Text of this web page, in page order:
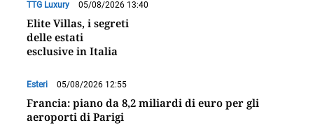
TTG Luxury 05/08/2026 13:40
Elite Villas, i segreti
delle estati
esclusive in Italia
Esteri 05/08/2026 12:55
Francia: piano da 8,2 miliardi di euro per gli
aeroporti di Parigi